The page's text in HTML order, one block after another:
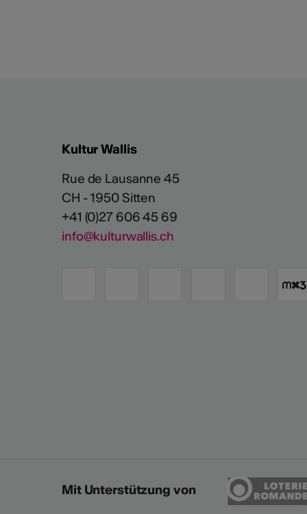
Kultur Wallis
Rue de Lausanne 45
CH - 1950 Sitten
+41 (0)27 606 45 69
info@kulturwallis.ch
Mit Unterstützung von